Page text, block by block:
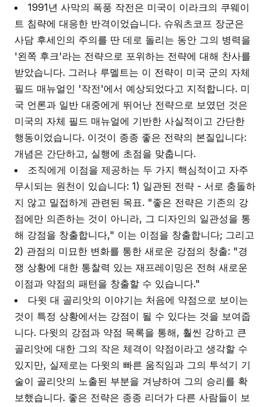
1991년 사막의 폭풍 작전은 미국이 이라크의 쿠웨이
트 침략에 대응한 반격이었습니다. 슈워츠코프 장군은
사담 후세인의 주의를 딴 데로 돌리는 동안 그의 병력을
'왼쪽 후크'라는 전략으로 포위하는 전략에 대해 찬사를
받았습니다. 그러나 루멜트는 이 전략이 미국 군의 자체
필드 매뉴얼인 '작전'에서 예상되었다고 지적합니다. 미
국 언론과 일반 대중에게 뛰어난 전략으로 보였던 것은
미국의 자체 필드 매뉴얼에 기반한 사실적이고 간단한
행동이었습니다. 이것이 종종 좋은 전략의 본질입니다:
개념은 간단하고, 실행에 초점을 맞춥니다.
조직에게 이점을 제공하는 두 가지 핵심적이고 자주
무시되는 원천이 있습니다: 1) 일관된 전략 - 서로 충돌하
지 않고 밀접하게 관련된 목표. "좋은 전략은 기존의 강
점에만 의존하는 것이 아니라, 그 디자인의 일관성을 통
해 강점을 창출합니다," 이는 이점을 창출합니다; 그리고
2) 관점의 미묘한 변화를 통한 새로운 강점의 창출: "경
쟁 상황에 대한 통찰력 있는 재프레이밍은 전혀 새로운
이점과 약점의 패턴을 창출할 수 있습니다."
다윗 대 골리앗의 이야기는 처음에 약점으로 보이는
것이 특정 상황에서는 강점이 될 수 있다는 것을 보여줍
니다. 다윗의 강점과 약점 목록을 통해, 훨씬 강하고 큰
골리앗에 대한 그의 작은 체격이 약점이라고 생각할 수
있지만, 실제로는 다윗의 빠른 움직임과 그의 투석기 기
술이 골리앗의 노출된 부분을 겨냥하여 그의 승리를 확
보했습니다. 좋은 전략은 종종 리더가 다른 사람들이 보